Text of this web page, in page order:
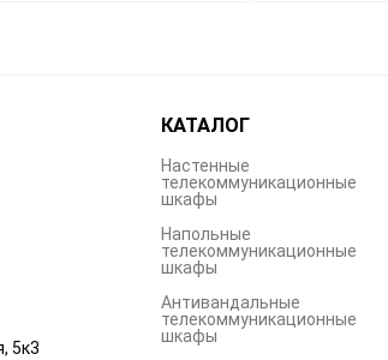
5к3
КАТАЛОГ
Настенные
телекоммуникационные
шкафы
Напольные
телекоммуникационные
шкафы
Антивандальные
телекоммуникационные
шкафы